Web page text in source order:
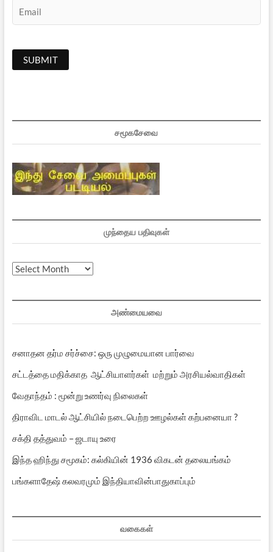
சமூகசேவை
முந்தைய பதிவுகள்
முந்தைய
அண்மையவை
சனாதன தர்ம சர்ச்சை: ஒரு முழுமையான பார்வை
சட்டத்தை மதிக்காத ஆட்சியாளர்கள் மற்றும் அரசியல்வாதிகள்
வேதாந்தம் : மூன்று உணர்வு நிலைகள்
திராவிட மாடல் ஆட்சியில் நடைபெற்ற ஊழல்கள் கற்பனையா ?
சக்தி தத்துவம் – ஜடாயு உரை
இந்த ஹிந்து சமூகம்: கல்கியின் 1936 விகடன் தலையங்கம்
பங்களாதேஷ் கலவரமும் இந்தியாவின்பாதுகாப்பும்
வகைகள்